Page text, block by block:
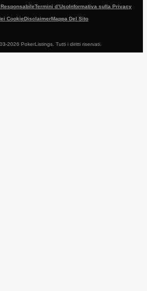
Termini d’UsoInformativa sulla Privacy
CookieDisclaimerMappa Del Sito
2026 PokerListings. Tutti i diritti riservati.